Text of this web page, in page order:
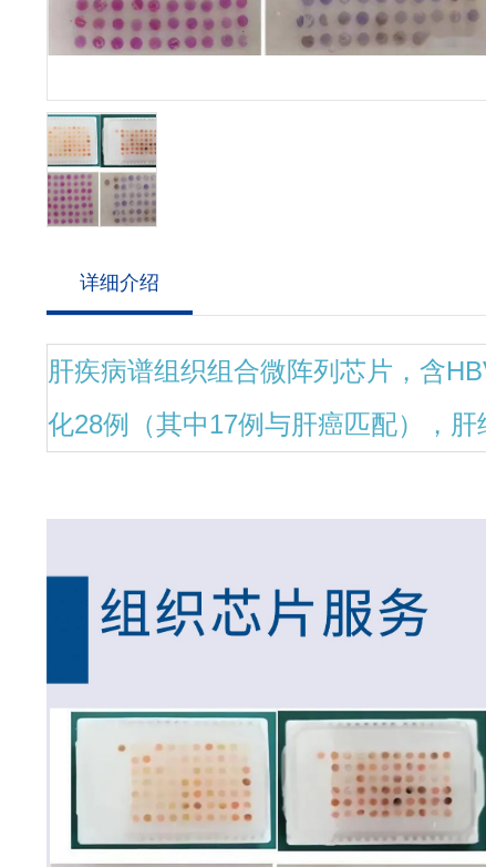
详细介绍
肝疾病谱组织组合微阵列芯片，含
化28例（其中17例与肝癌匹配），